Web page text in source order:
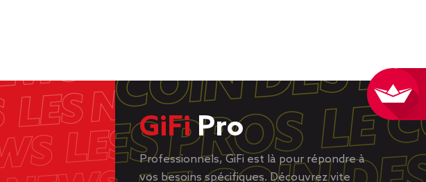
GiFiPro
Professionnels, GiFi est là pour répondre à
vos besoins spécifiques. Découvrez vite